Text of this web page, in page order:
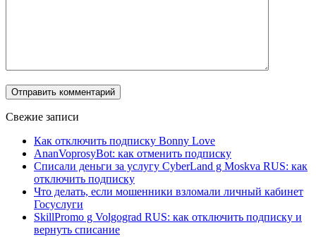
Свежие записи
Как отключить подписку Bonny Love
AnanVoprosyBot: как отменить подписку
Списали деньги за услугу CyberLand g Moskva RUS: как
отключить подписку
Что делать, если мошенники взломали личный кабинет
Госуслуги
SkillPromo g Volgograd RUS: как отключить подписку и
вернуть списание